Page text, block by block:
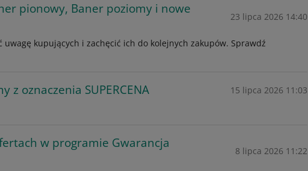
pionowy, Baner poziomy i nowe
23 lipca 2026 14:40
uwagę kupujących i zachęcić ich do kolejnych zakupów. Sprawdź
z oznaczenia SUPERCENA
15 lipca 2026 11:03
w programie Gwarancja
8 lipca 2026 11:22